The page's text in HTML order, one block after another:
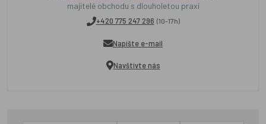
majitelé obchodu s dlouholetou praxí
+420 775 247 296 (10-17h)
Napište e-mail
Navštivte nás